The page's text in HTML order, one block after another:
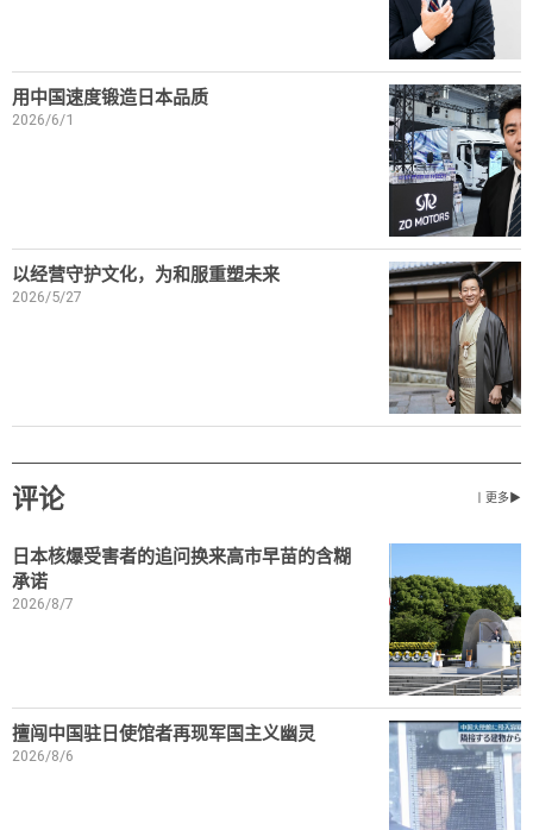
用中国速度锻造日本品质
2026/6/1
以经营守护文化，为和服重塑未来
2026/5/27
评论 丨更多▶
日本核爆受害者的追问换来高市早苗的含糊
承诺
2026/8/7
擅闯中国驻日使馆者再现军国主义幽灵
2026/8/6